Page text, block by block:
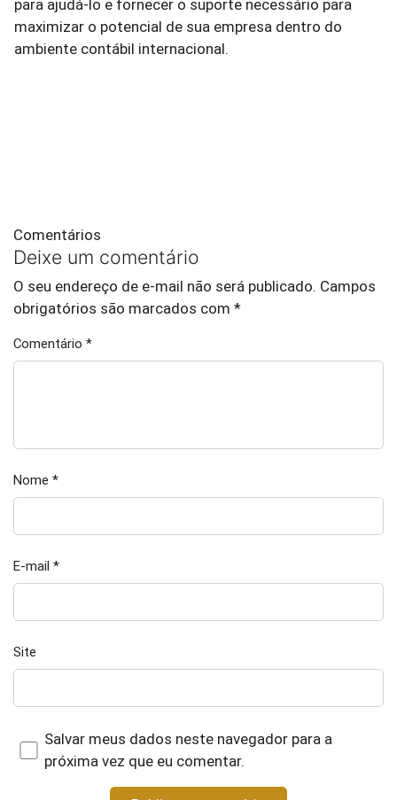
para ajudá-lo e fornecer o suporte necessário para
maximizar o potencial de sua empresa dentro do
ambiente contábil internacional.
Comentários
Deixe um comentário
O seu endereço de e-mail não será publicado. Campos
obrigatórios são marcados com *
Comentário *
Nome *
E-mail *
Site
Salvar meus dados neste navegador para a
próxima vez que eu comentar.